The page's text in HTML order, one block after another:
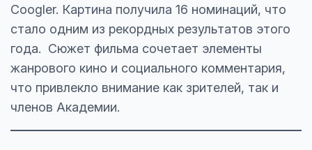
Coogler. Картина получила 16 номинаций, что
стало одним из рекордных результатов этого
года. Сюжет фильма сочетает элементы
жанрового кино и социального комментария,
что привлекло внимание как зрителей, так и
членов Академии.